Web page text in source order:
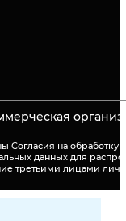
Согласия на
данных для
третьими лицами